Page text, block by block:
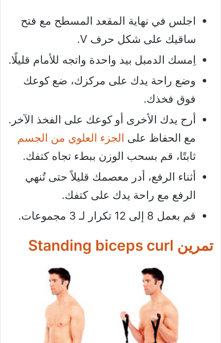
اجلس في نهاية المقعد المسطح مع فتح
ساقيك على شكل حرف V.
اِمسك الدمبل بيد واحدة واتجه للأمام قليلًا.
وضع راحة يدك على مركزك، ضع كوعك
فوق فخذك.
أرح يدك الأخرى أو كوعك على الفخذ الآخر.
مع الحفاظ على الجزء العلوي من الجسم
ثابتًا، قم بسحب الوزن ببطء تجاه كتفك.
أثناء الرفع، أدر معصمك قليلاً حتى تُنهي
الرفع مع راحة يدك على كتفك.
قم بعمل 8 إلى 12 تكرار لـ 3 مجموعات.
تمرين Standing biceps curl